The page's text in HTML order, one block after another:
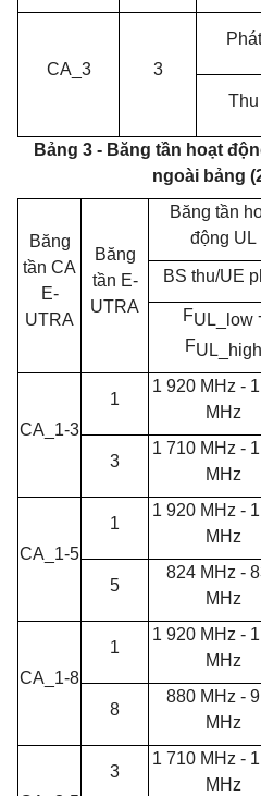
CA_3 3
Phát
Thu
Bảng 3 - Băng tần hoạt
ngoài bảng
Băng
tần CA
E-
UTRA
Băng
tần E-
UTRA
Băng tần
động UL
BS thu/UE
FUL_low
FUL_high
CA_1-3
1
1 920 MHz -
MHz
3
1 710 MHz -
MHz
CA_1-5
1
1 920 MHz -
MHz
5
824 MHz -
MHz
CA_1-8
1
1 920 MHz -
MHz
8
880 MHz -
MHz
3
1 710 MHz -
MHz